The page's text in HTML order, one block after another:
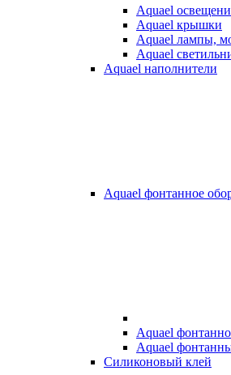
Aquael
Aquael крышки
Aquael лампы,
Aquael
Aquael наполнители
Aquael фонтанное
Aquael
Aquael
Силиконовый клей